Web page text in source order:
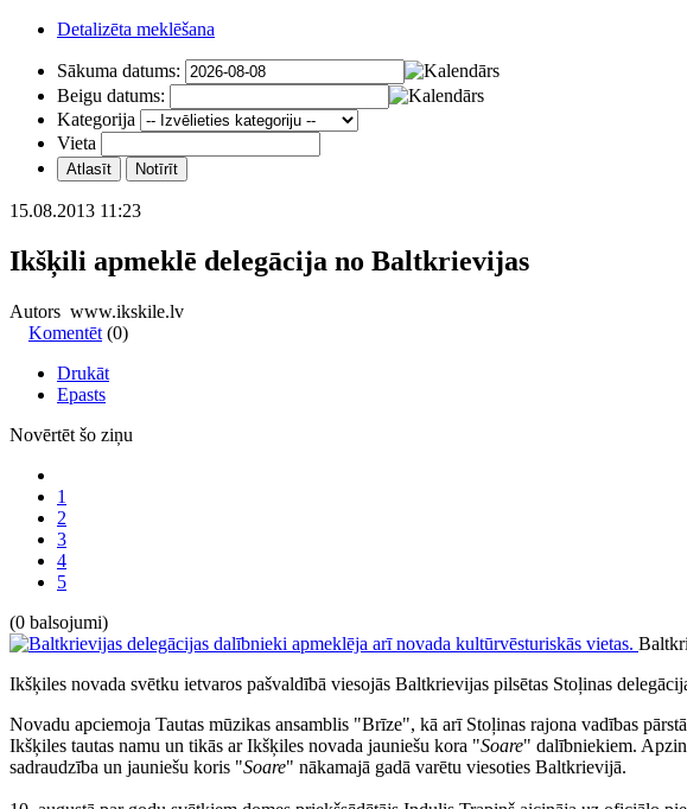
Detalizēta meklēšana
Sākuma datums:
Beigu datums:
Kategorija
Vieta
15.08.2013 11:23
Ikšķili apmeklē delegācija no Baltkrievijas
Autors www.ikskile.lv
Komentēt (0)
Drukāt
Epasts
Novērtēt šo ziņu
1
2
3
4
5
(0 balsojumi)
Ikšķiles novada svētku ietvaros pašvaldībā viesojās Baltkrievijas pilsētas Stoļinas
Novadu apciemoja Tautas mūzikas ansamblis "Brīze", kā arī Stoļinas rajona vadības
Ikšķiles tautas namu un tikās ar Ikšķiles novada jauniešu kora "Soare" dalībniekiem.
sadraudzība un jauniešu koris "Soare" nākamajā gadā varētu viesoties Baltkrievijā.